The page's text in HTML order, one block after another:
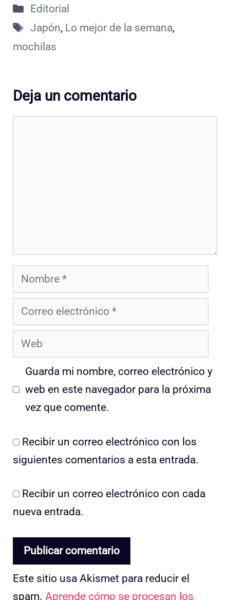
Categorías
Editorial
Etiquetas
Japón, Lo mejor de la semana,
mochilas
Deja un comentario
Nombre
Correo
electrónico
Web
Guarda mi nombre, correo electrónico y
web en este navegador para la próxima
vez que comente.
Recibir un correo electrónico con los
siguientes comentarios a esta entrada.
Recibir un correo electrónico con cada
nueva entrada.
Este sitio usa Akismet para reducir el
spam. Aprende cómo se procesan los